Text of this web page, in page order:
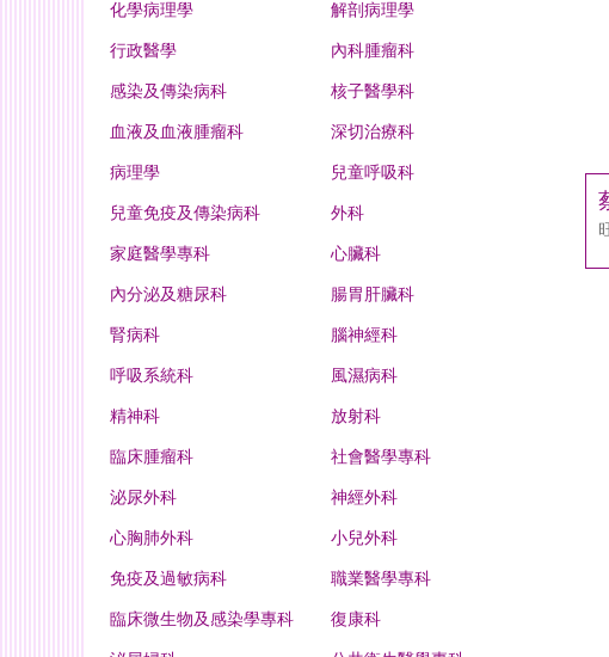
化學病理學 解剖病理學
行政醫學 內科腫瘤科
感染及傳染病科 核子醫學科
血液及血液腫瘤科 深切治療科
病理學 兒童呼吸科
兒童免疫及傳染病科 外科
家庭醫學專科 心臟科
內分泌及糖尿科 腸胃肝臟科
腎病科 腦神經科
呼吸系統科 風濕病科
精神科 放射科
臨床腫瘤科 社會醫學專科
泌尿外科 神經外科
心胸肺外科 小兒外科
免疫及過敏病科 職業醫學專科
臨床微生物及感染學專科 復康科